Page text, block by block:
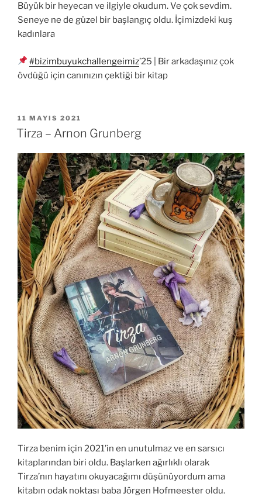
Büyük bir heyecan ve ilgiyle okudum. Ve çok sevdim.
Seneye ne de güzel bir başlangıç oldu. İçimizdeki kuş
kadınlara
#bizimbuyukchallengeimiz’25 | Bir arkadaşınız çok
övdüğü için canınızın çektiği bir kitap
YAYIM
TARIHI
11 MAYIS 2021
Tirza – Arnon Grunberg
Tirza benim için 2021’in en unutulmaz ve en sarsıcı
kitaplarından biri oldu. Başlarken ağırlıklı olarak
Tirza’nın hayatını okuyacağımı düşünüyordum ama
kitabın odak noktası baba Jörgen Hofmeester oldu.